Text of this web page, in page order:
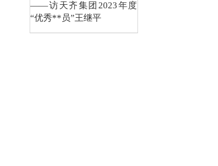
——访天齐集团2023年度
“优秀**员”王继平